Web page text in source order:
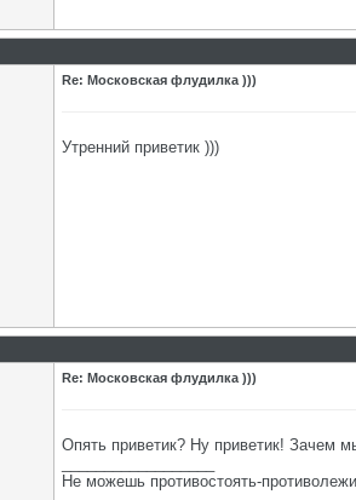
Re: Московская флудилка )))
Утренний приветик )))
Re: Московская флудилка )))
Опять приветик? Ну приветик! Зачем
Не можешь противостоять-